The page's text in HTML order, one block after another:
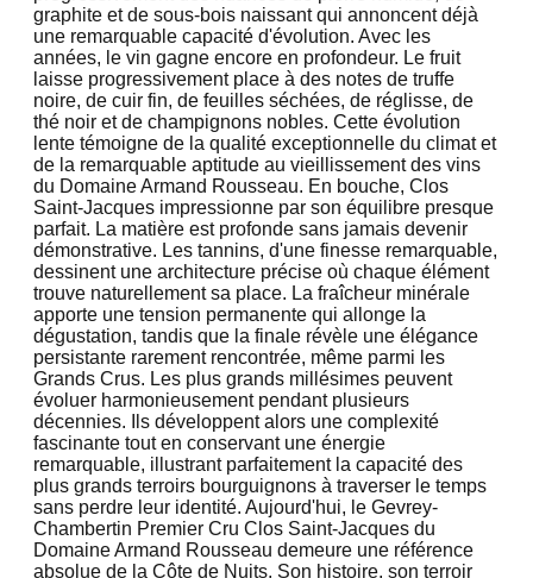
graphite et de sous-bois naissant qui annoncent déjà
une remarquable capacité d'évolution. Avec les
années, le vin gagne encore en profondeur. Le fruit
laisse progressivement place à des notes de truffe
noire, de cuir fin, de feuilles séchées, de réglisse, de
thé noir et de champignons nobles. Cette évolution
lente témoigne de la qualité exceptionnelle du climat et
de la remarquable aptitude au vieillissement des vins
du Domaine Armand Rousseau. En bouche, Clos
Saint-Jacques impressionne par son équilibre presque
parfait. La matière est profonde sans jamais devenir
démonstrative. Les tannins, d'une finesse remarquable,
dessinent une architecture précise où chaque élément
trouve naturellement sa place. La fraîcheur minérale
apporte une tension permanente qui allonge la
dégustation, tandis que la finale révèle une élégance
persistante rarement rencontrée, même parmi les
Grands Crus. Les plus grands millésimes peuvent
évoluer harmonieusement pendant plusieurs
décennies. Ils développent alors une complexité
fascinante tout en conservant une énergie
remarquable, illustrant parfaitement la capacité des
plus grands terroirs bourguignons à traverser le temps
sans perdre leur identité. Aujourd'hui, le Gevrey-
Chambertin Premier Cru Clos Saint-Jacques du
Domaine Armand Rousseau demeure une référence
absolue de la Côte de Nuits. Son histoire, son terroir